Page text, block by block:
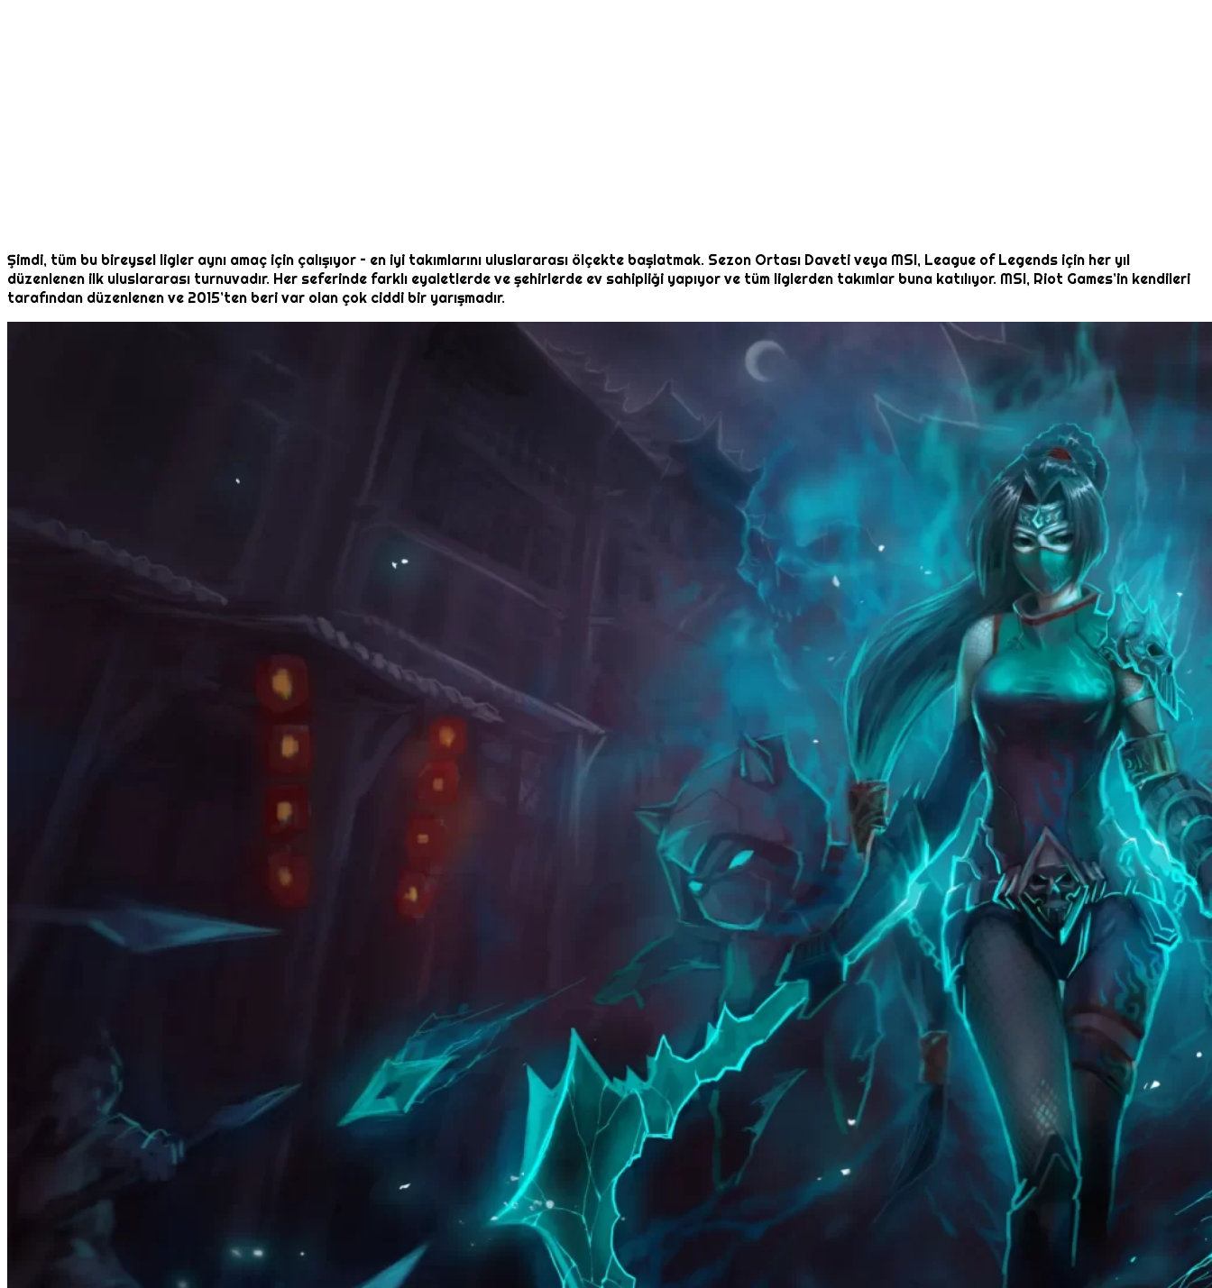
Şimdi, tüm bu bireysel ligler aynı amaç için çalışıyor – en iyi takımlarını uluslararası ölçekte başlatmak. Sezon Ortası Daveti veya MSI, League of Legends için her yıl
düzenlenen ilk uluslararası turnuvadır. Her seferinde farklı eyaletlerde ve şehirlerde ev sahipliği yapıyor ve tüm liglerden takımlar buna katılıyor. MSI, Riot Games’in kendileri
tarafından düzenlenen ve 2015’ten beri var olan çok ciddi bir yarışmadır.